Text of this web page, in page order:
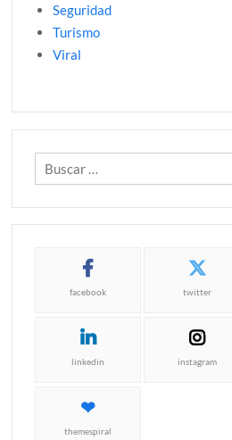
Seguridad
Turismo
Viral
facebook twitter
linkedin instagram
themespiral